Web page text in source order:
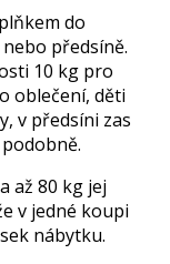
do
předsíně.
10 kg pro
oblečení, děti
v předsíni zas
až 80 kg jej
v jedné koupi
nábytku.